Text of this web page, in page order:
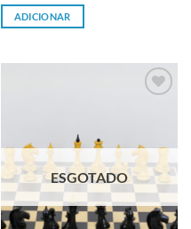
ADICIONAR
ESGOTADO